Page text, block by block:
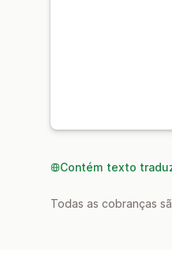
Contém texto
Todas as cobranças